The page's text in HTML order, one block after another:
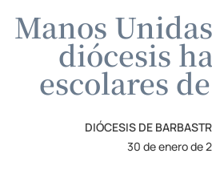
Manos
diócesis
escolares
DIÓCESIS DE
30 de enero de